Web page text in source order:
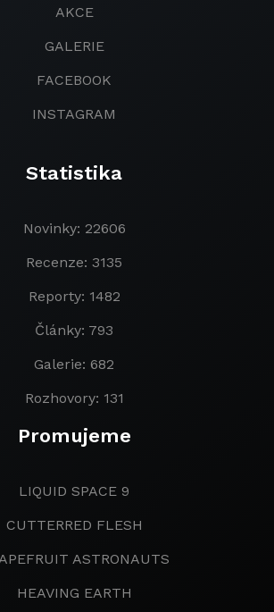
AKCE
GALERIE
FACEBOOK
INSTAGRAM
Statistika
Novinky: 22606
Recenze: 3135
Reporty: 1482
Články: 793
Galerie: 682
Rozhovory: 131
Promujeme
LIQUID SPACE 9
CUTTERRED FLESH
ASTRONAUTS
HEAVING EARTH